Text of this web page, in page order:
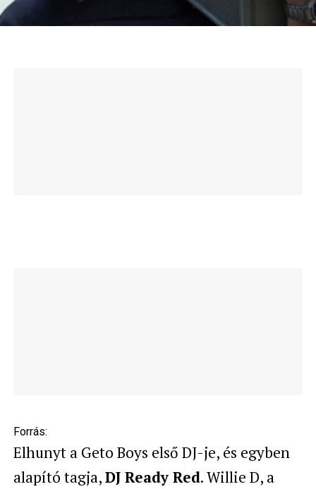
Forrás:
Elhunyt a Geto Boys első DJ-je, és egyben
alapító tagja,DJ Ready Red. Willie D, a